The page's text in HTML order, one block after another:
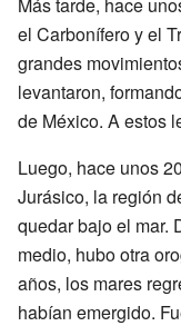
el Carbonífero y el
grandes
levantaron,
de México. A estos
Luego, hace unos
Jurásico, la región
quedar bajo el mar.
medio, hubo otra
años, los mares
habían emergido.